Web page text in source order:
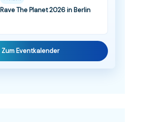
Rave The Planet 2026 in Berlin
Zum Eventkalender